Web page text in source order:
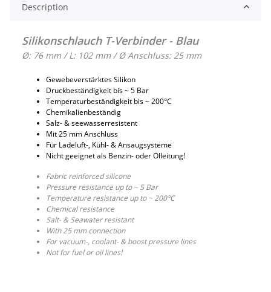
Description
Silikonschlauch T-Verbinder - Blau
Ø: 76 mm / L: 102 mm / Ø Anschluss: 25 mm
Gewebeverstärktes Silikon
Druckbeständigkeit bis ~ 5 Bar
Temperaturbeständigkeit bis ~ 200°C
Chemikalienbeständig
Salz- & seewasserresistent
Mit 25 mm Anschluss
Für Ladeluft-, Kühl- & Ansaugsysteme
Nicht geeignet als Benzin- oder Ölleitung!
Fabric reinforced silicone
Pressure resistance up to ~ 5 Bar
Temperature resistance up to ~ 200°C
Chemical resistance
Salt- & Seawater resistant
With 25 mm connection
For vacuum-, coolant- & boost pressure lines
Not for fuel or oil lines!